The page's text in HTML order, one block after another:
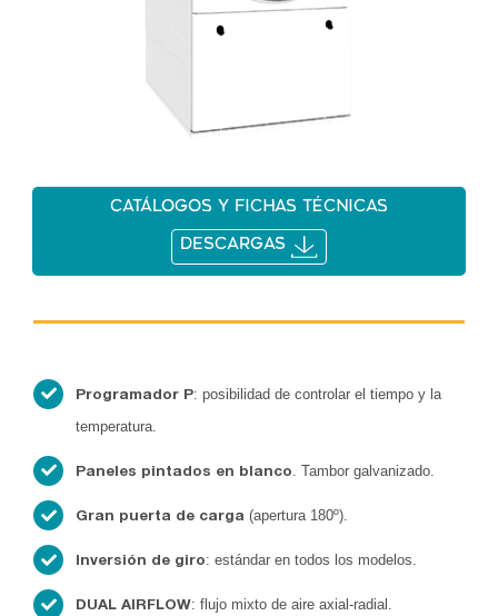
Catálogos y fichas técnicas
DESCARGAS
Programador P: posibilidad de controlar el tiempo y la
temperatura.
Paneles pintados en blanco . Tambor galvanizado.
Gran puerta de carga (apertura 180º).
Inversión de giro: estándar en todos los modelos.
DUAL AIRFLOW: flujo mixto de aire axial-radial.